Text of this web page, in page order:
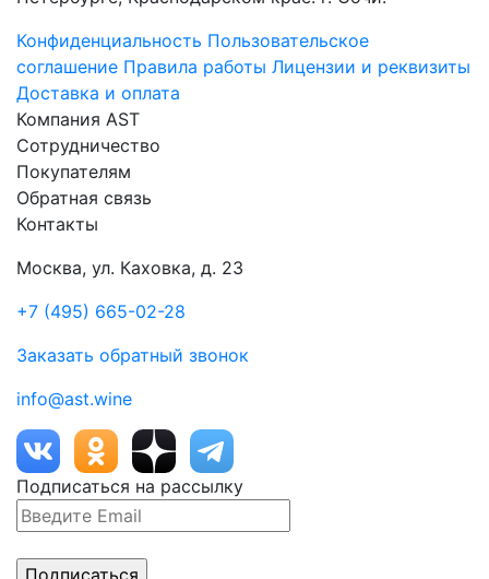
Конфиденциальность Пользовательское
соглашение Правила работы Лицензии и реквизиты
Доставка и оплата
Компания AST
Сотрудничество
Покупателям
Обратная связь
Контакты
Москва, ул. Каховка, д. 23
+7 (495) 665-02-28
Заказать обратный звонок
info@ast.wine
Подписаться на рассылку